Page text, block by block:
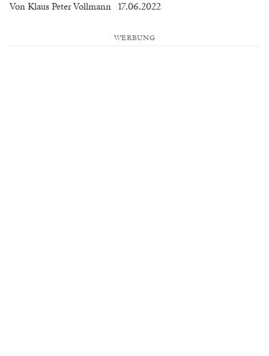
Von Klaus Peter Vollmann 17.06.2022
WERBUNG